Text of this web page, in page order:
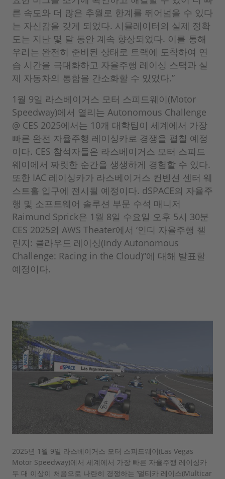
른 속도와 더 많은 추월로 한계를 뛰어넘을 수 있다
는 자신감을 갖게 되었다. 시뮬레이터의 실제 정확
도는 지난 몇 달 동안 계속 향상되었다. 이를 통해
우리는 완전히 준비된 상태로 트랙에 도착하여 연
습 시간을 극대화하고 자율주행 레이싱 스택과 실
제 자동차의 통합을 간소화할 수 있었다.”
1월 9일 라스베이거스 모터 스피드웨이(Motor
Speedway)에서 열리는 Autonomous Challenge
@ CES 2025에서는 10개 대학팀이 세계에서 가장
빠른 완전 자율주행 레이싱카로 경쟁을 펼칠 예정
이다. CES 참석자들은 라스베이거스 모터 스피드
웨이에서 짜릿한 순간을 생생하게 경험할 수 있다.
또한 IAC 레이싱카가 라스베이거스 컨벤션 센터 웨
스트홀 입구에 전시될 예정이다. dSPACE의 자율주
행 및 소프트웨어 솔루션 부문 수석 매니저
Raimund Sprick은 1월 8일 수요일 오후 5시 30분
CES 2025의 AWS Theater에서 ‘인디 자율주행 챌
린지: 클라우드 레이싱(Indy Autonomous
Challenge: Racing in the Cloud)”에 대해 발표할
예정이다.
2025년 1월 9일 라스베이거스 모터 스피드웨이(Las Vegas
Motor Speedway)에서 세계에서 가장 빠른 자율주행 레이싱카
두 대 이상이 처음으로 나란히 경쟁하는 ‘멀티카 레이스(Multicar